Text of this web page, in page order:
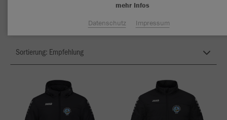
mehr Infos
Datenschutz
Impressum